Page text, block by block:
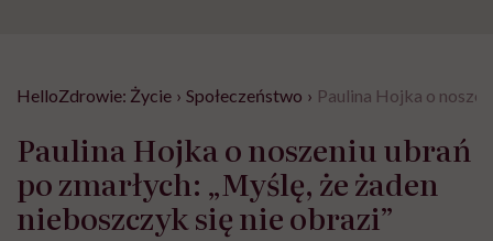
HelloZdrowie: Życie › Społeczeństwo › Paulina Hojka o
Paulina Hojka o noszeniu ubrań
po zmarłych: „Myślę, że żaden
nieboszczyk się nie obrazi”